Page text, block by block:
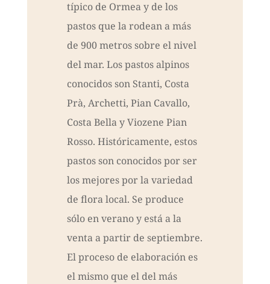
típico de Ormea y de los
pastos que la rodean a más
de 900 metros sobre el nivel
del mar. Los pastos alpinos
conocidos son Stanti, Costa
Prà, Archetti, Pian Cavallo,
Costa Bella y Viozene Pian
Rosso. Históricamente, estos
pastos son conocidos por ser
los mejores por la variedad
de flora local. Se produce
sólo en verano y está a la
venta a partir de septiembre.
El proceso de elaboración es
el mismo que el del más